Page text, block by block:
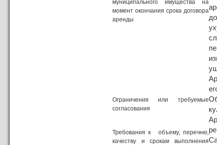
муниципального имущества на
момент окончания срока договора
аренды
Ограничения или требуемые
согласования
Требования к объему, перечню,
качеству и срокам выполнения